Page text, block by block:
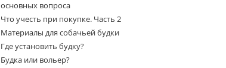
Что учесть при покупке. Часть 2
Материалы для собачьей будки
Где установить будку?
Будка или вольер?
Уход за будками, вольерами